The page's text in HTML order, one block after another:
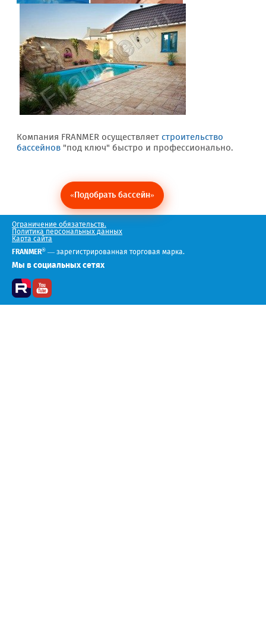
Компания FRANMER осуществляет строительство
бассейнов "под ключ" быстро и профессионально.
«Подобрать бассейн»
Ограничение обязательств.
Политика персональных данных
Карта сайта
FRANMER® — зарегистрированная торговая марка.
Мы в социальных сетях